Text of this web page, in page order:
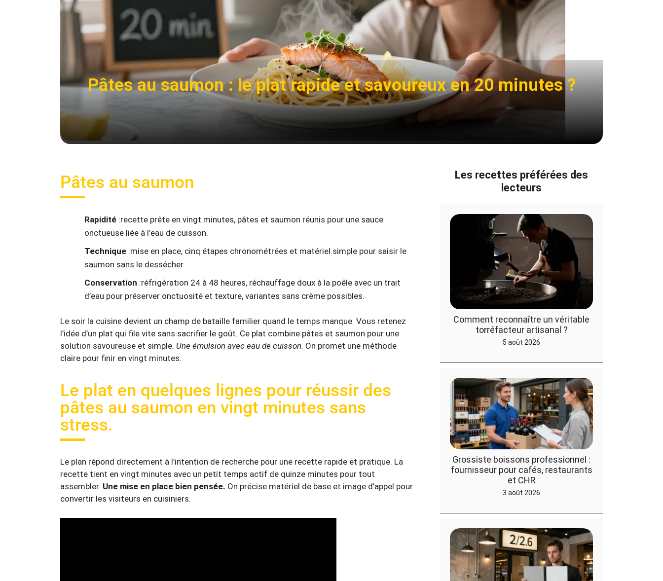
Pâtes au saumon : le plat rapide et savoureux en 20 minutes ?
Pâtes au saumon
Rapidité :recette prête en vingt minutes, pâtes et saumon réunis pour une sauce
onctueuse liée à l’eau de cuisson.
Technique :mise en place, cinq étapes chronométrées et matériel simple pour saisir le
saumon sans le dessécher.
Conservation :réfrigération 24 à 48 heures, réchauffage doux à la poêle avec un trait
d’eau pour préserver onctuosité et texture, variantes sans crème possibles.
Le soir la cuisine devient un champ de bataille familier quand le temps manque. Vous retenez
l’idée d’un plat qui file vite sans sacrifier le goût. Ce plat combine pâtes et saumon pour une
solution savoureuse et simple. Une émulsion avec eau de cuisson. On promet une méthode
claire pour finir en vingt minutes.
Le plat en quelques lignes pour réussir des
pâtes au saumon en vingt minutes sans
stress.
Le plan répond directement à l’intention de recherche pour une recette rapide et pratique. La
recette tient en vingt minutes avec un petit temps actif de quinze minutes pour tout
assembler. Une mise en place bien pensée. On précise matériel de base et image d’appel pour
convertir les visiteurs en cuisiniers.
Les recettes préférées des
lecteurs
Comment reconnaître un véritable
torréfacteur artisanal ?
5 août 2026
Grossiste boissons professionnel :
fournisseur pour cafés, restaurants
et CHR
3 août 2026